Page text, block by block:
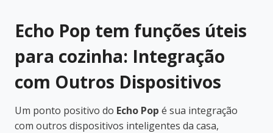
Echo Pop tem funções úteis
para cozinha: Integração
com Outros Dispositivos
Um ponto positivo do Echo Pop é sua integração
com outros dispositivos inteligentes da casa,